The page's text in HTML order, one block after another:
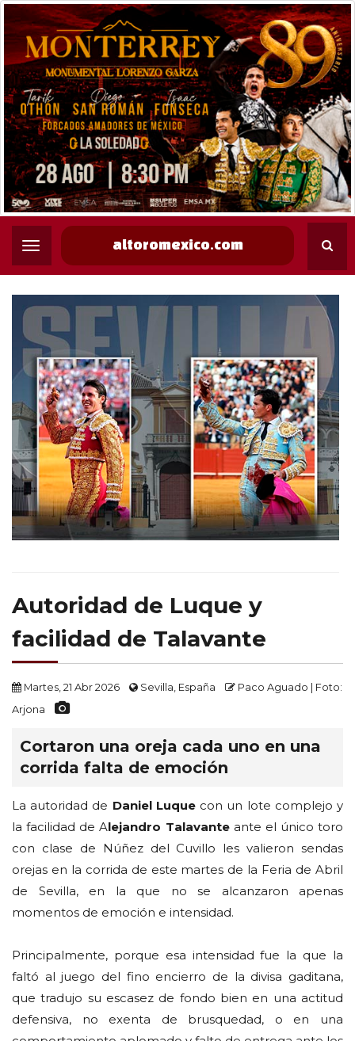
altoromexico.com
Autoridad de Luque y
facilidad de Talavante
Martes, 21 Abr 2026 Sevilla, España
Paco Aguado | Foto:
Arjona
Cortaron una oreja cada uno en una
corrida falta de emoción
La autoridad de Daniel Luquecon un lote complejo y
la facilidad de Alejandro Talavanteante el único toro
con clase de Núñez del Cuvillo les valieron sendas
orejas en la corrida de este martes de la Feria de Abril
de Sevilla, en la que no se alcanzaron apenas
momentos de emoción e intensidad.
Principalmente, porque esa intensidad fue la que la
faltó al juego del fino encierro de la divisa gaditana,
que tradujo su escasez de fondo bien en una actitud
defensiva, no exenta de brusquedad, o en una